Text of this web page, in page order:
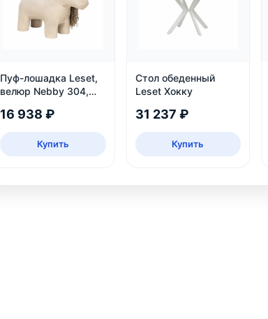
Пуф-лошадка Leset,
велюр Nebby 304,
детской
16 938 ₽
Купить
Стол обеденный
Leset Хокку
31 237 ₽
Купить